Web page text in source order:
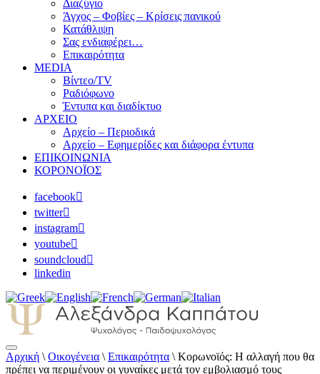
Διαζύγιο
Άγχος – Φοβίες – Κρίσεις πανικού
Κατάθλιψη
Σας ενδιαφέρει…
Επικαιρότητα
MEDIA
Βίντεο/TV
Ραδιόφωνο
Έντυπα και διαδίκτυο
ΑΡΧΕΙΟ
Αρχείο – Περιοδικά
Αρχείο – Εφημερίδες και διάφορα έντυπα
ΕΠΙΚΟΙΝΩΝΙΑ
ΚΟΡΟΝΟΪΟΣ
facebook
twitter
instagram
youtube
soundcloud
linkedin
Αλεξάνδρα Καππάτου Ψυχολόγος –
Αρχική \ Οικογένεια \ Επικαιρότητα \ Κορωνοϊός: Η αλλαγή που θα
πρέπει να περιμένουν οι γυναίκες μετά τον εμβολιασμό τους